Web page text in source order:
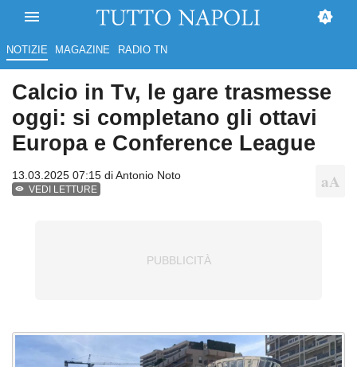
NOTIZIE MAGAZINE RADIO TN
Calcio in Tv, le gare trasmesse
oggi: si completano gli ottavi
Europa e Conference League
13.03.2025 07:15 diAntonio Noto
VEDI LETTURE